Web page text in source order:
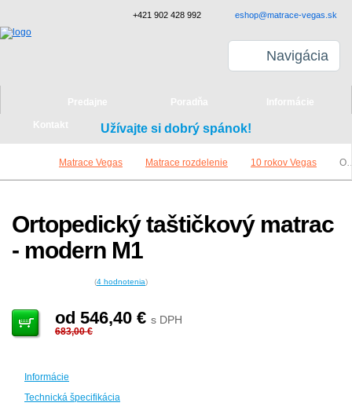
Užívajte si dobrý spánok!
Matrace Vegas Matrace rozdelenie 10 rokov Vegas Ortopedický taštičkový matrac - modern M1
Ortopedický taštičkový matrac
- modern M1
(4 hodnotenia)
od 546,40 € s DPH
683,00 €
Informácie
Technická špecifikácia
+421 902 428 992 eshop@matrace-vegas.sk
Navigácia
Predajne Poradňa Informácie
Kontakt